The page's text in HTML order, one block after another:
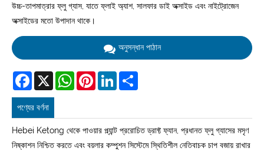
উচ্চ-তাপমাত্রার ফ্লু গ্যাস, যাতে ফ্লাই অ্যাশ, সালফার ডাই অক্সাইড এবং নাইট্রোজেন
অক্সাইডের মতো উপাদান থাকে।
অনুসন্ধান পাঠান
Facebook
X WhatsAppPinterestLinkedIn
পণ্যের বর্ণনা
Hebei Ketong থেকে পাওয়ার প্ল্যান্ট প্ররোচিত ড্রাফ্ট ফ্যান, প্রধানত ফ্লু গ্যাসের মসৃণ
নিষ্কাশন নিশ্চিত করতে এবং বয়লার কম্পুশন সিস্টেমে স্থিতিশীল নেতিবাচক চাপ বজায় রাখার